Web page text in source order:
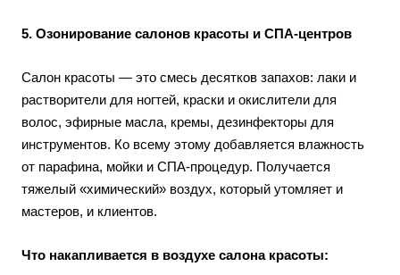
5. Озонирование салонов красоты и СПА-центров
Салон красоты — это смесь десятков запахов: лаки и
растворители для ногтей, краски и окислители для
волос, эфирные масла, кремы, дезинфекторы для
инструментов. Ко всему этому добавляется влажность
от парафина, мойки и СПА-процедур. Получается
тяжелый «химический» воздух, который утомляет и
мастеров, и клиентов.
Что накапливается в воздухе салона красоты: